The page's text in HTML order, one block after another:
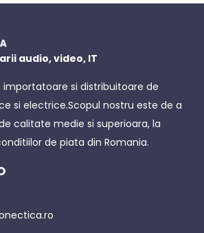
audio, video, IT
importatoare si distribuitoare de
si electrice.Scopul nostru este de a
calitate medie si superioara, la
de piata din Romania.